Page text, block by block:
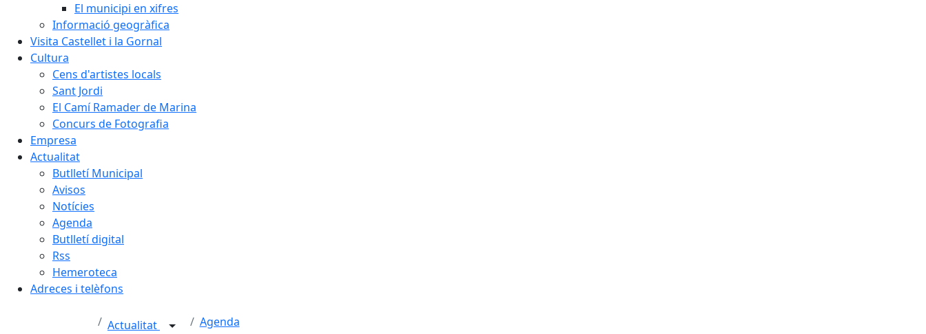
El municipi en xifres
Informació geogràfica
Visita Castellet i la Gornal
Cultura
Cens d'artistes locals
Sant Jordi
El Camí Ramader de Marina
Concurs de Fotografia
Empresa
Actualitat
Butlletí Municipal
Avisos
Notícies
Agenda
Butlletí digital
Rss
Hemeroteca
Adreces i telèfons
Actualitat Agenda